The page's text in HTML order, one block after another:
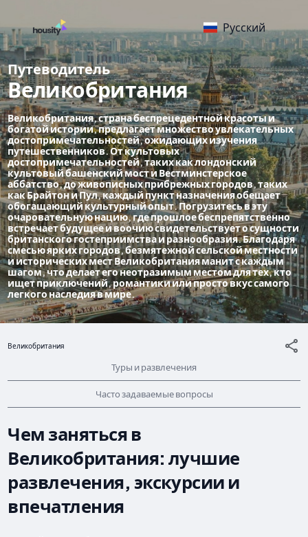
Русский
Путеводитель
Великобритания
Великобритания, страна беспрецедентной красоты и
богатой истории, предлагает множество увлекательных
достопримечательностей, ожидающих изучения
путешественников. От культовых
достопримечательностей, таких как лондонский
культовый башенский мост и Вестминстерское
аббатство, до живописных прибрежных городов, таких
как Брайтон и Пул, каждый пункт назначения обещает
обогащающий культурный опыт. Погрузитесь в эту
очаровательную нацию, где прошлое беспрепятственно
встречает будущее и воочию свидетельствует о сущности
британского гостеприимства и разнообразия. Благодаря
смесью ярких городов, безмятежной сельской местности
и исторических мест Великобритания манит с каждым
шагом, что делает его неотразимым местом для тех, кто
ищет приключений, романтики или просто вкус самого
легкого наследия в мире.
Великобритания
Туры и развлечения
Часто задаваемые вопросы
Чем заняться в
Великобритания: лучшие
развлечения, экскурсии и
впечатления